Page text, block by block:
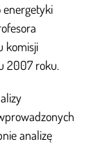
energetyki
komisji
2007 roku.
analizę